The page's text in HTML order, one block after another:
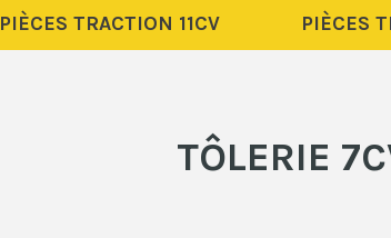
PIÈCES TRACTION 11CV PIÈCES
TÔLERIE